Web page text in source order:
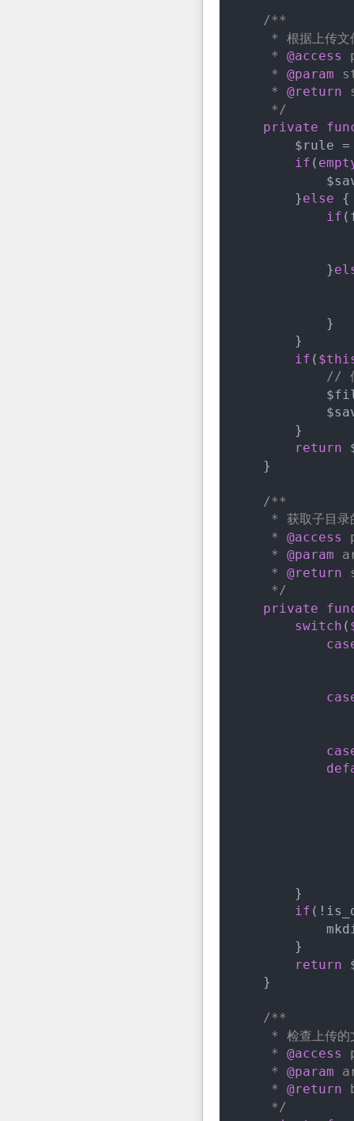
/**
* 根据上传文
     *
@access
     *
@param
     *
@return
     */
private
$rule
if (
        }
else {
if
            }
            }
        }
if (
//
        }
return
    }
/**
* 获取子目录
     *
@access
     *
@param
     *
@return
     */
private
switch (
        }
if
        }
return
    }
/**
* 检查上传的
     *
@access
     *
@param
     *
@return
     */